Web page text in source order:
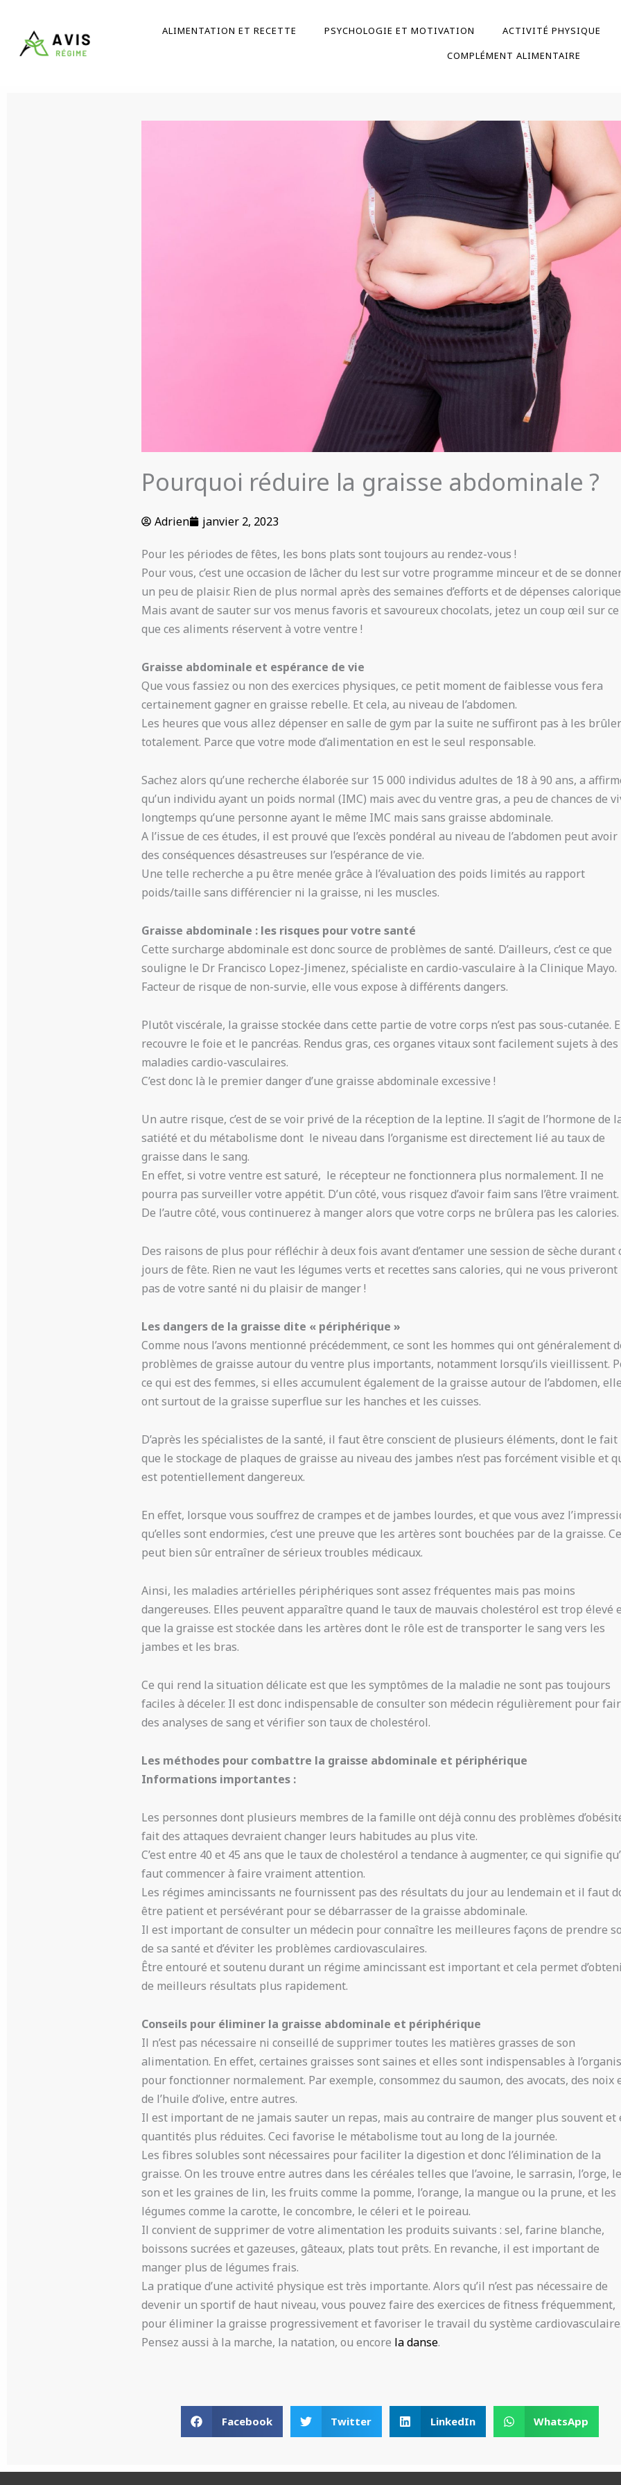
contenu
ALIMENTATION ET RECETTE PSYCHOLOGIE ET MOTIVATION
ACTIVITÉ PHYSIQUE
COMPLÉMENT ALIMENTAIRE
Pourquoi réduire la graisse abdominale ?
Adrien janvier 2, 2023
Pour les périodes de fêtes, les bons plats sont toujours au rendez-vous !
Pour vous, c’est une occasion de lâcher du lest sur votre programme minceur et de se
un peu de plaisir. Rien de plus normal après des semaines d’efforts et de dépenses
Mais avant de sauter sur vos menus favoris et savoureux chocolats, jetez un coup œil sur ce
que ces aliments réservent à votre ventre !
Graisse abdominale et espérance de vie
Que vous fassiez ou non des exercices physiques, ce petit moment de faiblesse vous fera
certainement gagner en graisse rebelle. Et cela, au niveau de l’abdomen.
Les heures que vous allez dépenser en salle de gym par la suite ne suffiront pas à les
totalement. Parce que votre mode d’alimentation en est le seul responsable.
Sachez alors qu’une recherche élaborée sur 15 000 individus adultes de 18 à 90 ans, a
qu’un individu ayant un poids normal (IMC) mais avec du ventre gras, a peu de chances de
longtemps qu’une personne ayant le même IMC mais sans graisse abdominale.
A l’issue de ces études, il est prouvé que l’excès pondéral au niveau de l’abdomen peut avoir
des conséquences désastreuses sur l’espérance de vie.
Une telle recherche a pu être menée grâce à l’évaluation des poids limités au rapport
poids/taille sans différencier ni la graisse, ni les muscles.
Graisse abdominale : les risques pour votre santé
Cette surcharge abdominale est donc source de problèmes de santé. D’ailleurs, c’est ce que
souligne le Dr Francisco Lopez-Jimenez, spécialiste en cardio-vasculaire à la Clinique Mayo.
Facteur de risque de non-survie, elle vous expose à différents dangers.
Plutôt viscérale, la graisse stockée dans cette partie de votre corps n’est pas sous-cutanée.
recouvre le foie et le pancréas. Rendus gras, ces organes vitaux sont facilement sujets à des
maladies cardio-vasculaires.
C’est donc là le premier danger d’une graisse abdominale excessive !
Un autre risque, c’est de se voir privé de la réception de la leptine. Il s’agit de l’hormone de
satiété et du métabolisme dont le niveau dans l’organisme est directement lié au taux de
graisse dans le sang.
En effet, si votre ventre est saturé, le récepteur ne fonctionnera plus normalement. Il ne
pourra pas surveiller votre appétit. D’un côté, vous risquez d’avoir faim sans l’être vraiment.
De l’autre côté, vous continuerez à manger alors que votre corps ne brûlera pas les calories.
Des raisons de plus pour réfléchir à deux fois avant d’entamer une session de sèche durant
jours de fête. Rien ne vaut les légumes verts et recettes sans calories, qui ne vous priveront
pas de votre santé ni du plaisir de manger !
Les dangers de la graisse dite « périphérique »
Comme nous l’avons mentionné précédemment, ce sont les hommes qui ont généralement
problèmes de graisse autour du ventre plus importants, notamment lorsqu’ils vieillissent.
ce qui est des femmes, si elles accumulent également de la graisse autour de l’abdomen,
ont surtout de la graisse superflue sur les hanches et les cuisses.
D’après les spécialistes de la santé, il faut être conscient de plusieurs éléments, dont le fait
que le stockage de plaques de graisse au niveau des jambes n’est pas forcément visible et
est potentiellement dangereux.
En effet, lorsque vous souffrez de crampes et de jambes lourdes, et que vous avez
qu’elles sont endormies, c’est une preuve que les artères sont bouchées par de la graisse.
peut bien sûr entraîner de sérieux troubles médicaux.
Ainsi, les maladies artérielles périphériques sont assez fréquentes mais pas moins
dangereuses. Elles peuvent apparaître quand le taux de mauvais cholestérol est trop élevé
que la graisse est stockée dans les artères dont le rôle est de transporter le sang vers les
jambes et les bras.
Ce qui rend la situation délicate est que les symptômes de la maladie ne sont pas toujours
faciles à déceler. Il est donc indispensable de consulter son médecin régulièrement pour
des analyses de sang et vérifier son taux de cholestérol.
Les méthodes pour combattre la graisse abdominale et périphérique
Informations importantes :
Les personnes dont plusieurs membres de la famille ont déjà connu des problèmes
fait des attaques devraient changer leurs habitudes au plus vite.
C’est entre 40 et 45 ans que le taux de cholestérol a tendance à augmenter, ce qui signifie
faut commencer à faire vraiment attention.
Les régimes amincissants ne fournissent pas des résultats du jour au lendemain et il faut
être patient et persévérant pour se débarrasser de la graisse abdominale.
Il est important de consulter un médecin pour connaître les meilleures façons de prendre
de sa santé et d’éviter les problèmes cardiovasculaires.
Être entouré et soutenu durant un régime amincissant est important et cela permet
de meilleurs résultats plus rapidement.
Conseils pour éliminer la graisse abdominale et périphérique
Il n’est pas nécessaire ni conseillé de supprimer toutes les matières grasses de son
alimentation. En effet, certaines graisses sont saines et elles sont indispensables à
pour fonctionner normalement. Par exemple, consommez du saumon, des avocats, des noix
de l’huile d’olive, entre autres.
Il est important de ne jamais sauter un repas, mais au contraire de manger plus souvent et
quantités plus réduites. Ceci favorise le métabolisme tout au long de la journée.
Les fibres solubles sont nécessaires pour faciliter la digestion et donc l’élimination de la
graisse. On les trouve entre autres dans les céréales telles que l’avoine, le sarrasin, l’orge,
son et les graines de lin, les fruits comme la pomme, l’orange, la mangue ou la prune, et les
légumes comme la carotte, le concombre, le céleri et le poireau.
Il convient de supprimer de votre alimentation les produits suivants : sel, farine blanche,
boissons sucrées et gazeuses, gâteaux, plats tout prêts. En revanche, il est important de
manger plus de légumes frais.
La pratique d’une activité physique est très importante. Alors qu’il n’est pas nécessaire de
devenir un sportif de haut niveau, vous pouvez faire des exercices de fitness fréquemment,
pour éliminer la graisse progressivement et favoriser le travail du système
Pensez aussi à la marche, la natation, ou encore la danse.
Facebook Twitter LinkedIn WhatsApp